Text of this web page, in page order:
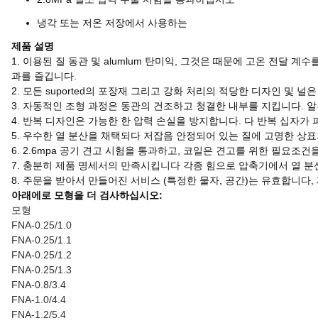
냉각 또는 저온 저장에서 사용하는
제품 설명
1. 이용된 질 동관 및 alumlum 탄미익, 그것은 때문에 고온 전달 계
과를 즐깁니다.
2. 모든 suported의 포장재 그리고 강화 처리의 적당한 디자인 및 널
3. 자동적인 조형 과정은 동관의 건조하고 청결한 내부를 지킵니다.
4. 반복 디자인은 가능한 한 압력 손실을 방지합니다. 다 반복 십자가
5. 우수한 열 분산을 채택되다 저잡음 안정되어 있는 질에 고명한 상
6. 2.6mpa 공기 견고 시험을 통과하고, 코일은 견고를 위한 필요조건
7. 충분히 제품 명세서의 만족시킵니다 각종 힘으로 압축기에서 열
8. 주문을 받아서 만들어진 서비스 (특정한 물자, 공간)는 유효합니
아래에로 모형을 더 검사하십시오:
모형
FNA-0.25/1.0
FNA-0.25/1.1
FNA-0.25/1.2
FNA-0.25/1.3
FNA-0.8/3.4
FNA-1.0/4.4
FNA-1.2/5.4